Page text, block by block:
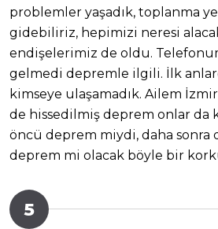
problemler yaşadık, toplanma
gidebiliriz, hepimizi neresi
endişelerimiz de oldu.
gelmedi depremle ilgili. İlk
kimseye ulaşamadık. Ailem
de hissedilmiş deprem onlar da
öncü deprem miydi, daha sonra
deprem mi olacak böyle bir
5